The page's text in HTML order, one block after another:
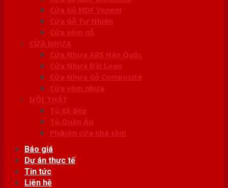
Cửa Gỗ MDF Veneer
Cửa Gỗ Tự Nhiên
Cửa vòm gỗ
CỬA NHỰA
Cửa Nhựa ABS Hàn Quốc
Cửa Nhựa Đài Loan
Cửa Nhựa Gỗ Composite
Cửa vòm nhựa
NỘI THẤT
Tủ Kệ Bếp
Tủ Quần Áo
Phụ kiện cửa nhà tắm
Báo giá
Dự án thực tế
Tin tức
Liên hệ